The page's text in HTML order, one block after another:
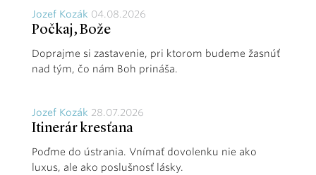
Jozef Kozák 04.08.2026
Počkaj, Bože
Doprajme si zastavenie, pri ktorom budeme žasnúť
nad tým, čo nám Boh prináša.
Jozef Kozák 28.07.2026
Itinerár kresťana
Poďme do ústrania. Vnímať dovolenku nie ako
luxus, ale ako poslušnosť lásky.